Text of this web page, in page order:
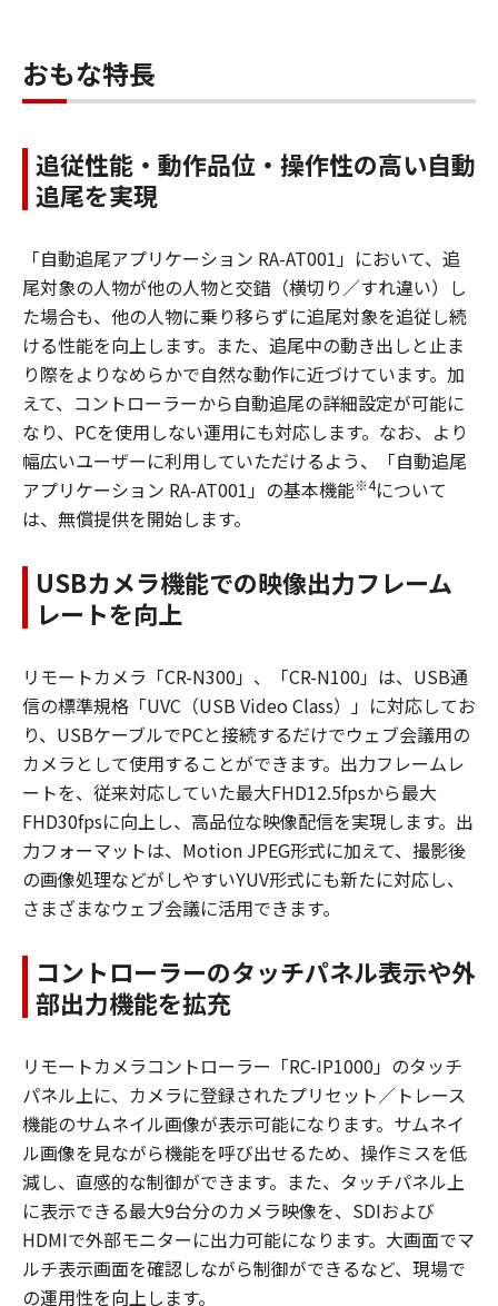
おもな特長
追従性能・動作品位・操作性の高い自動
追尾を実現
「自動追尾アプリケーション RA-AT001」において、追
尾対象の人物が他の人物と交錯（横切り／すれ違い）し
た場合も、他の人物に乗り移らずに追尾対象を追従し続
ける性能を向上します。また、追尾中の動き出しと止ま
り際をよりなめらかで自然な動作に近づけています。加
えて、コントローラーから自動追尾の詳細設定が可能に
なり、PCを使用しない運用にも対応します。なお、より
幅広いユーザーに利用していただけるよう、「自動追尾
アプリケーション RA-AT001」の基本機能※4について
は、無償提供を開始します。
USBカメラ機能での映像出力フレーム
レートを向上
リモートカメラ「CR-N300」、「CR-N100」は、USB通
信の標準規格「UVC（USB Video Class）」に対応してお
り、USBケーブルでPCと接続するだけでウェブ会議用の
カメラとして使用することができます。出力フレームレ
ートを、従来対応していた最大FHD12.5fpsから最大
FHD30fpsに向上し、高品位な映像配信を実現します。出
力フォーマットは、Motion JPEG形式に加えて、撮影後
の画像処理などがしやすいYUV形式にも新たに対応し、
さまざまなウェブ会議に活用できます。
コントローラーのタッチパネル表示や外
部出力機能を拡充
リモートカメラコントローラー「RC-IP1000」のタッチ
パネル上に、カメラに登録されたプリセット／トレース
機能のサムネイル画像が表示可能になります。サムネイ
ル画像を見ながら機能を呼び出せるため、操作ミスを低
減し、直感的な制御ができます。また、タッチパネル上
に表示できる最大9台分のカメラ映像を、SDIおよび
HDMIで外部モニターに出力可能になります。大画面でマ
ルチ表示画面を確認しながら制御ができるなど、現場で
の運用性を向上します。